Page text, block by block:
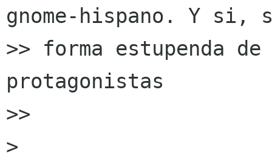
gnome-hispano. Y si,
>> forma estupenda
protagonistas
>>
>